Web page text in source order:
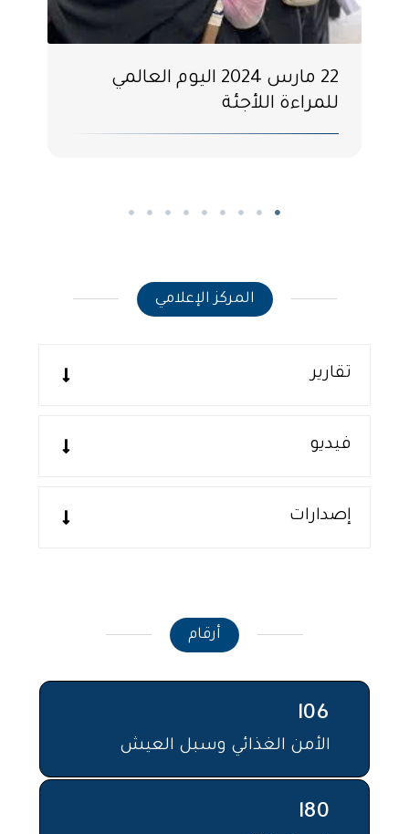
22 مارس 2024 اليوم العالمي
للمراءة اللأجئة
المركز الإعلامي
تقارير
فيديو
إصدارات
أرقام
106
الأمن الغذائي وسبل العيش
180